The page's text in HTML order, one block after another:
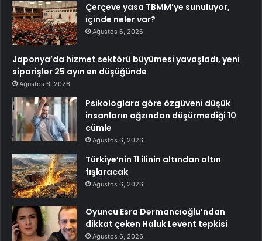
Çerçeve yasa TBMM’ye sunuluyor,
içinde neler var?
Ağustos 6, 2026
Japonya’da hizmet sektörü büyümesi yavaşladı, yeni
siparişler 25 ayın en düşüğünde
Ağustos 6, 2026
Psikologlara göre özgüveni düşük
insanların ağzından düşürmediği 10
cümle
Ağustos 6, 2026
Türkiye’nin 11 ilinin altından altın
fışkıracak
Ağustos 6, 2026
Oyuncu Esra Dermancıoğlu’ndan
dikkat çeken Haluk Levent tepkisi
Ağustos 6, 2026